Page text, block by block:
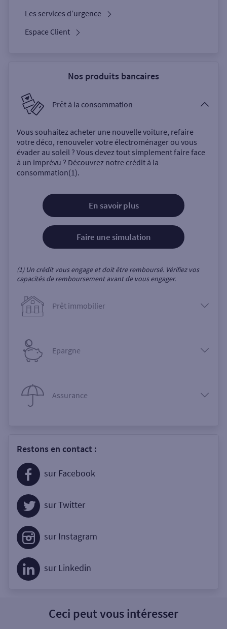
Les services d’urgence
Espace Client
Nos produits bancaires
Prêt à la consommation
Vous souhaitez acheter une nouvelle voiture, refaire
votre déco, renouveler votre électroménager ou vous
évader au soleil ? Vous devez tout simplement faire face
à un imprévu ? Découvrez notre crédit à la
consommation(1).
En savoir plus
Faire une simulation
(1) Un crédit vous engage et doit être remboursé. Vérifiez vos
capacités de remboursement avant de vous engager.
Prêt immobilier
Epargne
Assurance
Restons en contact :
sur Facebook
sur Twitter
sur Instagram
sur Linkedin
Ceci peut vous intéresser